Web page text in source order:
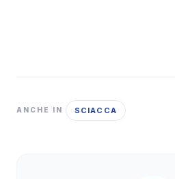
ANCHE IN SCIACCA